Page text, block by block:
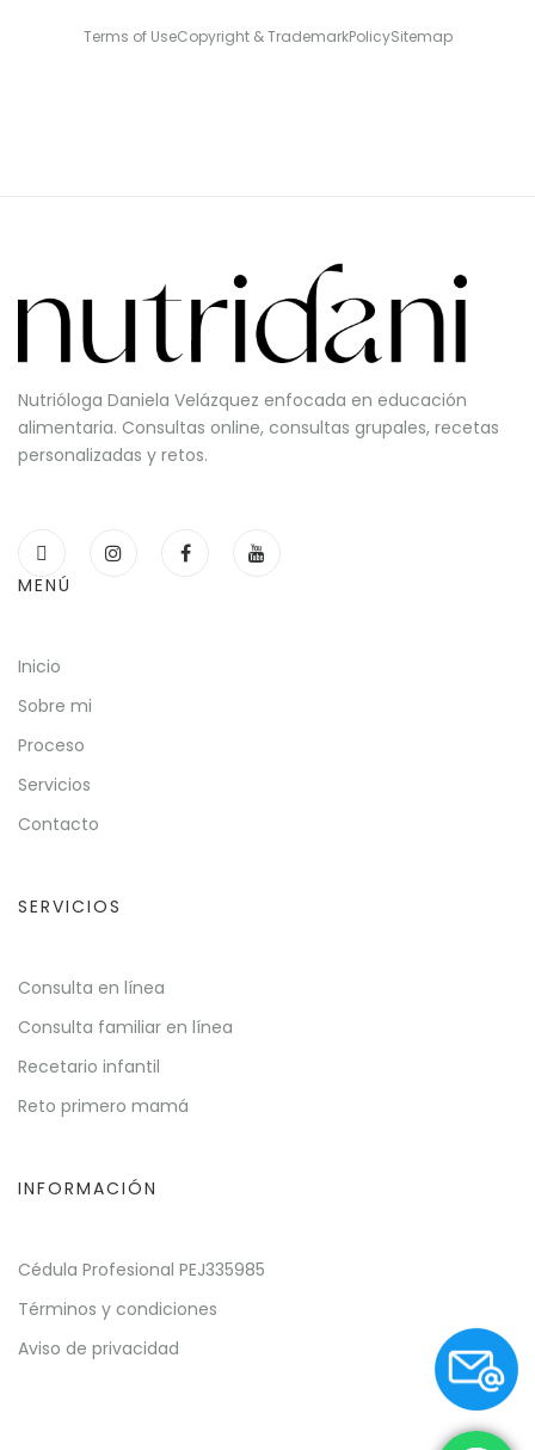
Terms of UseCopyright & TrademarkPolicySitemap
Nutrióloga Daniela Velázquez enfocada en educación
alimentaria. Consultas online, consultas grupales, recetas
personalizadas y retos.
MENÚ
Inicio
Sobre mi
Proceso
Servicios
Contacto
SERVICIOS
Consulta en línea
Consulta familiar en línea
Recetario infantil
Reto primero mamá
INFORMACIÓN
Cédula Profesional PEJ335985
Términos y condiciones
Aviso de privacidad